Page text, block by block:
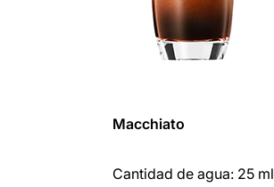
Macchiato
Cantidad de agua: 25 ml